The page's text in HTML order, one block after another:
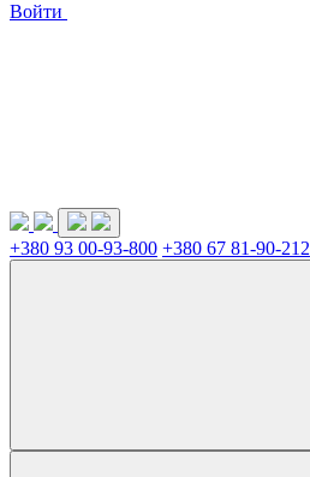
Войти
+380 93 00-93-800 +380 67 81-90-212